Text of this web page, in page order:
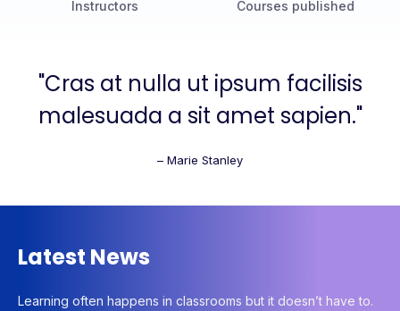
Instructors Courses published
"Cras at nulla ut ipsum facilisis
malesuada a sit amet sapien."
– Marie Stanley
Latest News
Learning often happens in classrooms but it doesn’t have to.